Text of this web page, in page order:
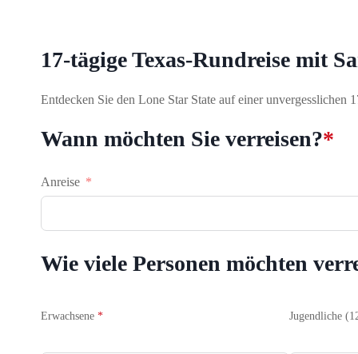
17-tägige Texas-Rundreise mit
Entdecken Sie den Lone Star State auf einer unvergesslichen
Wann möchten Sie verreisen?*
Anreise
Wie viele Personen möchten
Erwachsene * Jugendliche